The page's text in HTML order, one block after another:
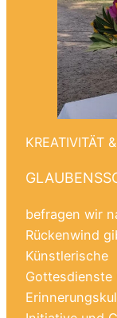
KREATIVITÄT
befragen wir
Rückenwind
Künstlerische